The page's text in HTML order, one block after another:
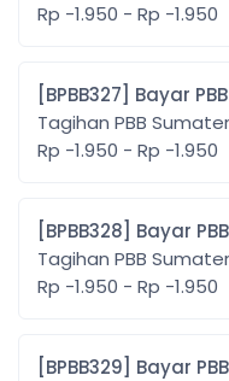
Rp -1.950 - Rp -1.950
[BPBB327]
Tagihan PBB
Rp -1.950 - Rp -1.950
[BPBB328]
Tagihan PBB
Rp -1.950 - Rp -1.950
[BPBB329]